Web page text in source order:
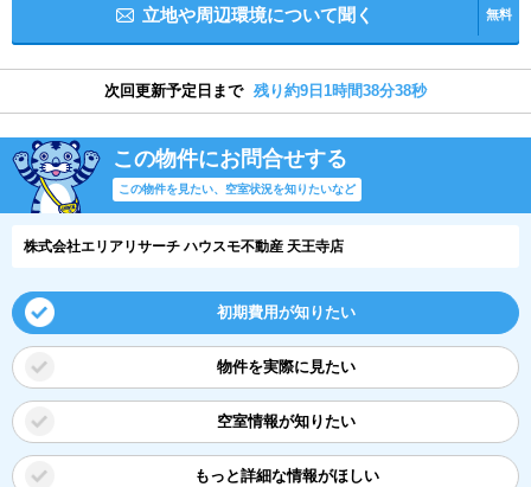
立地や周辺環境について聞く 無料
次回更新予定日まで 残り約9日1時間38分38秒
この物件にお問合せする
この物件を見たい、空室状況を知りたいなど
株式会社エリアリサーチ ハウスモ不動産 天王寺店
初期費用が知りたい
物件を実際に見たい
空室情報が知りたい
もっと詳細な情報がほしい